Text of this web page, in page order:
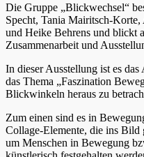
Die Gruppe „Blickwechsel“
Specht, Tania Mairitsch-
und Heike Behrens und blickt
Zusammenarbeit und
In dieser Ausstellung ist es
das Thema „Faszination
Blickwinkeln heraus zu
Zum einen sind es in
Collage-Elemente, die ins Bild
um Menschen in Bewegung